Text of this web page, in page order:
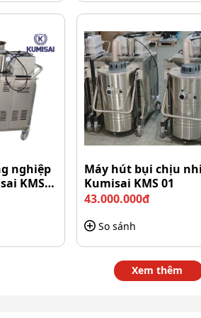
sở hữu công suất mạnh
bụi mịn trong không khí đến rác
này đã giúp sản phẩm Máy hút
sẽ, an toàn.
lựa chọn vật liệu cấu thành.
có độ bền vượt trội.
nghiệp
KMS
Máy hút bụi chịu
Kumisai KMS 01
43.000.000đ
So sánh
Xem thêm